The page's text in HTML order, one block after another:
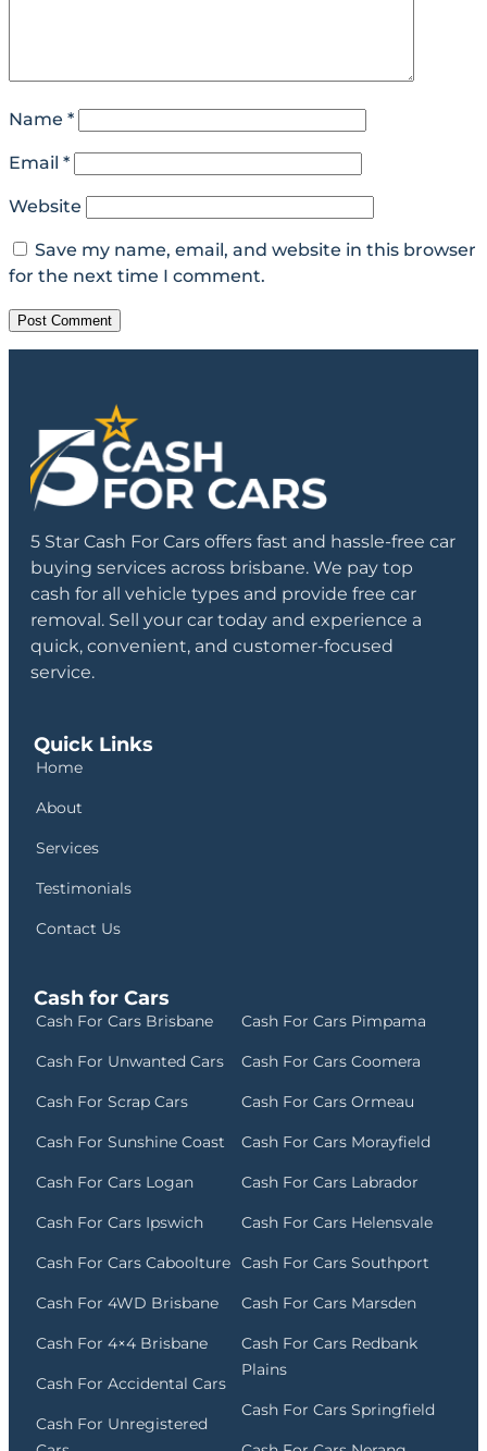
Name *
Email *
Website
Save my name, email, and website in this browser
for the next time I comment.
5 Star Cash For Cars offers fast and hassle-free car
buying services across brisbane. We pay top
cash for all vehicle types and provide free car
removal. Sell your car today and experience a
quick, convenient, and customer-focused
service.
Quick Links
Home
About
Services
Testimonials
Contact Us
Cash for Cars
Cash For Cars Brisbane
Cash For Unwanted Cars
Cash For Scrap Cars
Cash For Sunshine Coast
Cash For Cars Logan
Cash For Cars Ipswich
Cash For Cars Caboolture
Cash For 4WD Brisbane
Cash For 4×4 Brisbane
Cash For Accidental Cars
Cash For Unregistered
Cash For Cars Pimpama
Cash For Cars Coomera
Cash For Cars Ormeau
Cash For Cars Morayfield
Cash For Cars Labrador
Cash For Cars Helensvale
Cash For Cars Southport
Cash For Cars Marsden
Cash For Cars Redbank
Plains
Cash For Cars Springfield